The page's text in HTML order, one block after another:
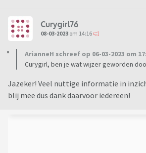
wintersport is geweest). De mediator
op meer dan 200 euro per maand aan
mijn ex van 1 maand (de slechtste
geeft ook aan dat mijn ex en ik
verdienen (een verschil van ca 2k netto
nagenoeg hetzelfde!. Mijn advocaat
Curygirl76
08-03-2023 om 14:16
ArianneH schreef op 06-03-2023 om
Curygirl, ben je wat wijzer geworden
Jazeker! Veel nuttige informatie in
blij mee dus dank daarvoor iedereen!